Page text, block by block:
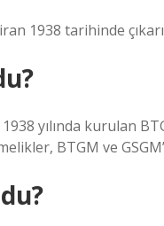
1938 tarihinde
yılında kurulan
BTGM ve